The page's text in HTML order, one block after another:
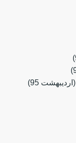
(ارديبهشت 95)